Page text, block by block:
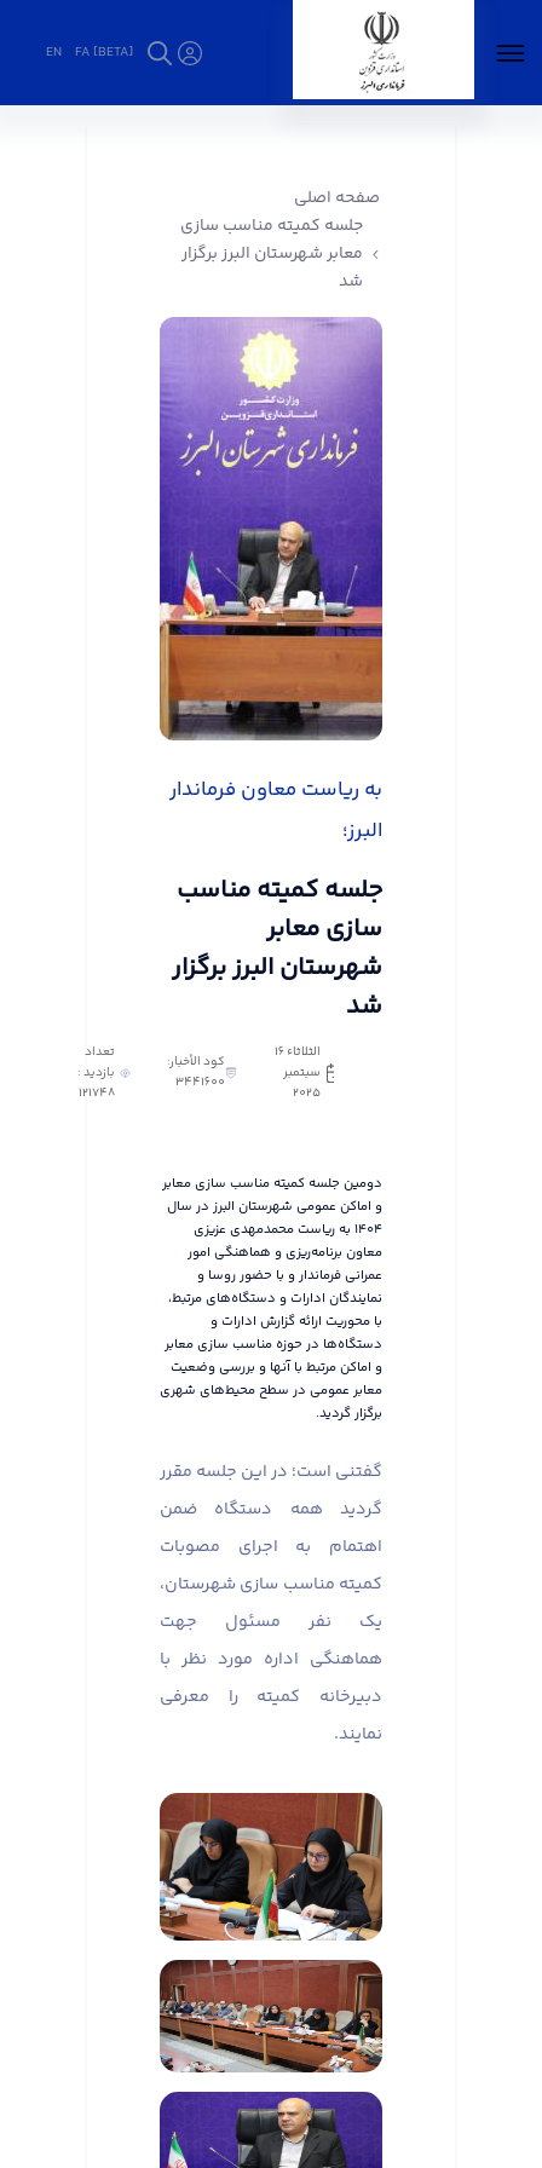
FA [BETA]
EN
صفحه اصلی
جلسه کمیته مناسب سازی
معابر شهرستان البرز برگزار
شد
به ریاست معاون فرماندار
البرز؛
جلسه کمیته مناسب
سازی معابر
شهرستان البرز برگزار
شد
الثلاثاء ١٦
سبتمبر
٢٠٢٥
كود الأخبار:
3441600
تعداد
بازدید :
121748
دومین جلسه کمیته مناسب سازی معابر
و اماکن عمومی شهرستان البرز در سال
۱۴۰۴ به ریاست محمدمهدی عزیزی
معاون برنامه‌ریزی و هماهنگی امور
عمرانی فرماندار و با حضور روسا و
نمایندگان ادارات و دستگاه‌های مرتبط،
با محوریت ارائه گزارش ادارات و
دستگاه‌ها در حوزه مناسب سازی معابر
و اماکن مرتبط با آنها و بررسی وضعیت
معابر عمومی در سطح محیط‌های شهری
برگزار گردید.
گفتنی است؛ در این جلسه مقرر
گردید همه دستگاه ضمن
اهتمام به اجرای مصوبات
کمیته مناسب سازی شهرستان،
یک نفر مسئول جهت
هماهنگی اداره مورد نظر با
دبیرخانه کمیته را معرفی
نمایند.